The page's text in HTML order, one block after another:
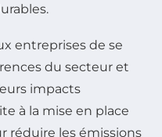
entreprises de se
du secteur et
impacts
à la mise en place
réduire les émissions